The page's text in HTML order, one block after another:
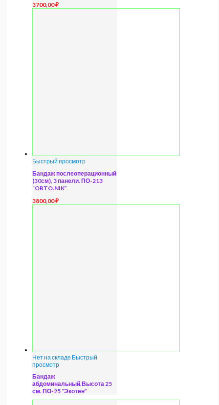
3700,00₽
Быстрый просмотр
Бандаж послеоперационный
(30см), 3 панели. ПО-213
“ORTO.NIK”
3800,00₽
Нет на складе Быстрый
просмотр
Бандаж
абдоминальный.Высота 25
см. ПО-25 “Экотен”